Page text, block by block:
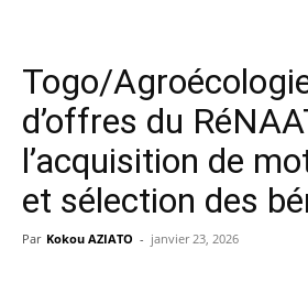
Togo/
d’offres du
l’acquisition de
et sélection des
Par Kokou AZIATO - janvier 23, 2026